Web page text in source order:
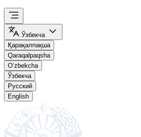
Ўзбекча
Қарақалпақша
Qaraqalpaqsha
O‘zbekcha
Ўзбекча
Русский
English